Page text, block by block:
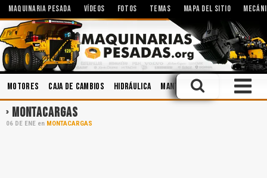
MAQUINARIA PESADA VÍDEOS FOTOS TEMAS MAPA DEL SITIO
Motores Caja de Cambios Hidráulica Mantenimiento Mecánica
MONTACARGAS
06 DE ENE en MONTACARGAS